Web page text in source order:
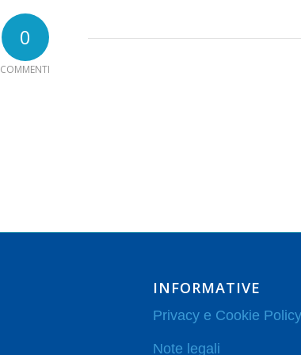
0
COMMENTI
INFORMATIVE
Privacy e Cookie
Note legali